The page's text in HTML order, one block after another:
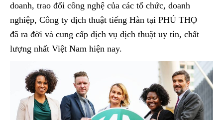
doanh, trao đổi công nghệ của các tổ chức, doanh
nghiệp, Công ty dịch thuật tiếng Hàn tại PHÚ THỌ
đã ra đời và cung cấp dịch vụ dịch thuật uy tín, chất
lượng nhất Việt Nam hiện nay.